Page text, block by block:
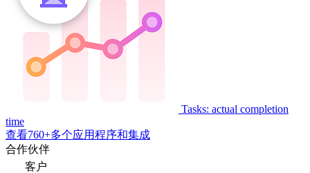
Tasks: actual completion
time
查看760+多个应用程序和集成
合作伙伴
客户